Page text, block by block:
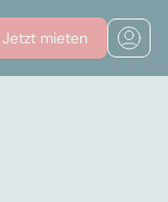
Jetzt mieten